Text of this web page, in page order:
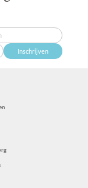
Inschrijven